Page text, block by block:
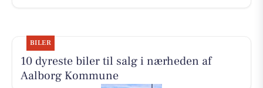
BILER
10 dyreste biler til salg i nærheden af
Aalborg Kommune